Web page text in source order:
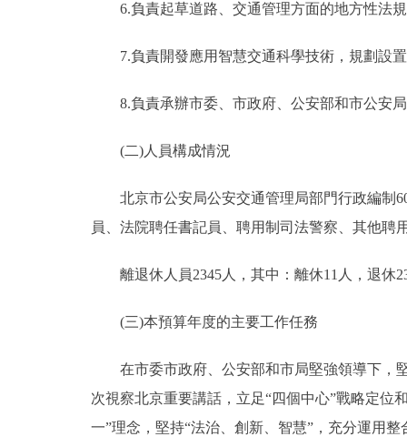
北京概況
DEUTSCH
ESPAÑOL
ITALIANO
6.負責起草道路、交通管理方面的地方性法規
7.負責開發應用智慧交通科學技術，規劃設置
8.負責承辦市委、市政府、公安部和市公安局
(二)人員構成情況
北京市公安局公安交通管理局部門行政編制
員、法院聘任書記員、聘用制司法警察、其他聘
離退休人員2345人，其中：離休11人，退休
(三)本預算年度的主要工作任務
在市委市政府、公安部和市局堅強領導下，堅
次視察北京重要講話，立足“四個中心”戰略定位
一”理念，堅持“法治、創新、智慧”，充分運用